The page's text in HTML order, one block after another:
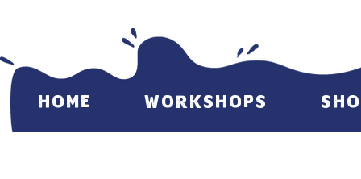
HOME WORKSHOPS